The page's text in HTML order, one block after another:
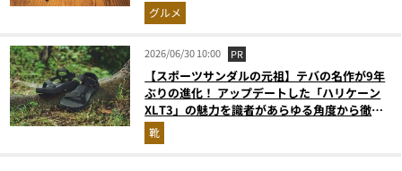
グルメ
2026/06/30 10:00 PR
【スポーツサンダルの元祖】テバの名作が9年
ぶりの進化！ アップデートした「ハリケーン
XLT3」の魅力を識者があらゆる角度から徹底
解説！
靴